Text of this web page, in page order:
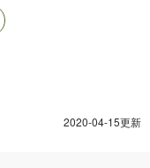
2020-04-15更新